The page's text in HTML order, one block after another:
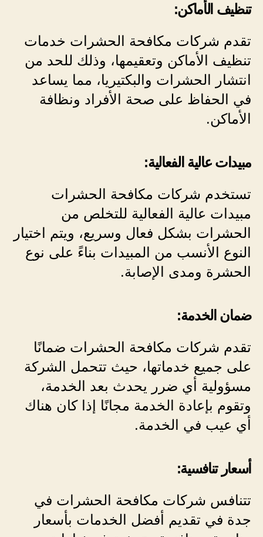
تنظيف الأماكن:
تقدم شركات مكافحة الحشرات خدمات
تنظيف الأماكن وتعقيمها، وذلك للحد من
انتشار الحشرات والبكتيريا، مما يساعد
في الحفاظ على صحة الأفراد ونظافة
الأماكن.
مبيدات عالية الفعالية:
تستخدم شركات مكافحة الحشرات
مبيدات عالية الفعالية للتخلص من
الحشرات بشكل فعال وسريع، ويتم اختيار
النوع الأنسب من المبيدات بناءً على نوع
الحشرة ومدى الإصابة.
ضمان الخدمة:
تقدم شركات مكافحة الحشرات ضمانًا
على جميع خدماتها، حيث تتحمل الشركة
مسؤولية أي ضرر يحدث بعد الخدمة،
وتقوم بإعادة الخدمة مجانًا إذا كان هناك
أي عيب في الخدمة.
أسعار تنافسية:
تتنافس شركات مكافحة الحشرات في
جدة في تقديم أفضل الخدمات بأسعار